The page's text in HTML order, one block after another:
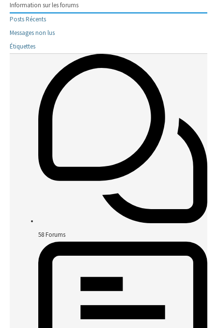
Information sur les forums
Posts Récents
Messages non lus
Étiquettes
58Forums